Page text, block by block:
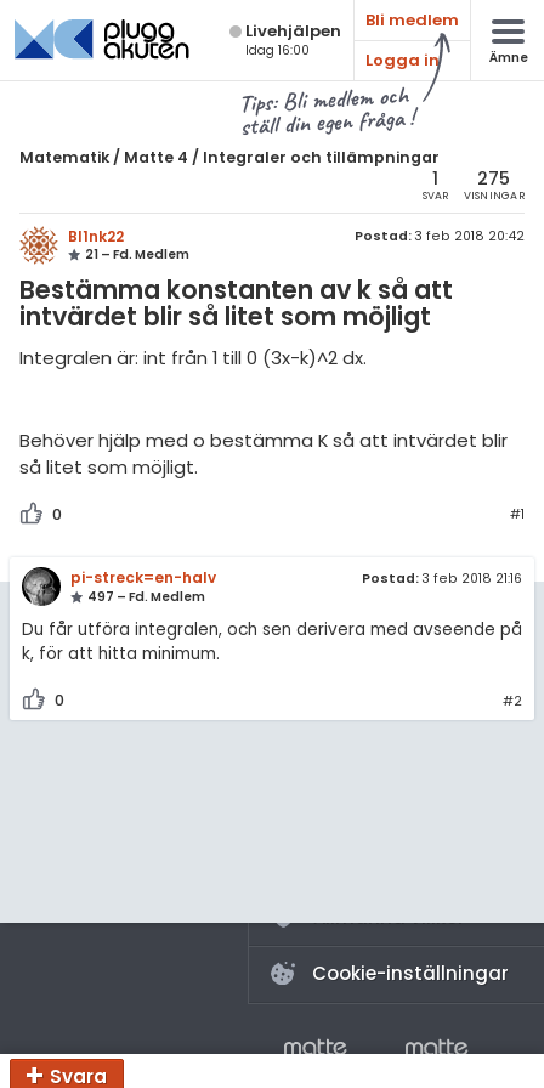
Live­hjälpen
Idag 16:00
Bli medlem
Logga in
Ämne
Tips: Bli medlem och
ställ din egen fråga !
Matematik / Matte 4 / Integraler och tillämpningar
1
SVAR
275
VISNINGAR
Bl1nk22
21 – Fd. Medlem
Postad: 3 feb 2018 20:42
Bestämma konstanten av k så att
intvärdet blir så litet som möjligt
Integralen är: int från 1 till 0 (3x-k)^2 dx.
Behöver hjälp med o bestämma K så att intvärdet blir
så litet som möjligt.
0 #1
pi-streck=en-halv
497 – Fd. Medlem
Postad: 3 feb 2018 21:16
Du får utföra integralen, och sen derivera med avseende på
k, för att hitta minimum.
0 #2
Svara
Alla ämnen
7
8
9
1
3
4
Matematik
Alla trådar
Bevismetoder
Trigonometri
Derivata
Livehjälpen
Topplistor
Cookie-inställningar
högskolan
(mattedelen)
& Bygg
språk
ämnen
diskussioner